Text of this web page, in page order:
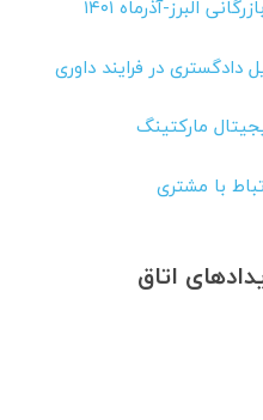
البرز-آذرماه ۱۴۰۱
در فرایند داوری
مارکتینگ
با مشتری
اتاق